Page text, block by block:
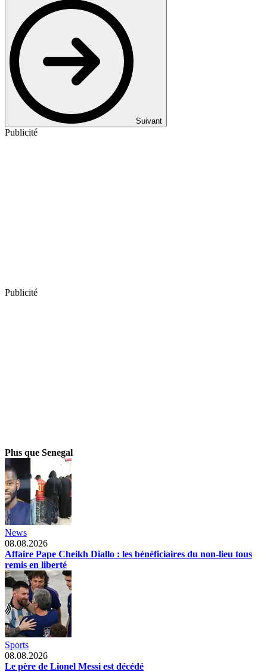
Suivant
Publicité
Publicité
Plus que Senegal
News
08.08.2026
Affaire Pape Cheikh Diallo : les bénéficiaires du non-lieu tous
remis en liberté
Sports
08.08.2026
Le père de Lionel Messi est décédé